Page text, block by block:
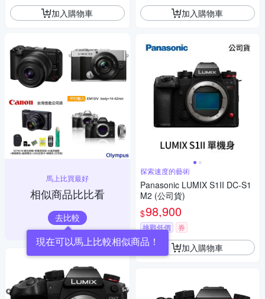
加入購物車
馬上比買最好
相似商品比比看
去比較
現在可以馬上比較相似商品！
加入購物車
探索速度的藝術
Panasonic LUMIX S1II DC-S1
M2 (公司貨)
$98,900
挑戰低價 券
加入購物車